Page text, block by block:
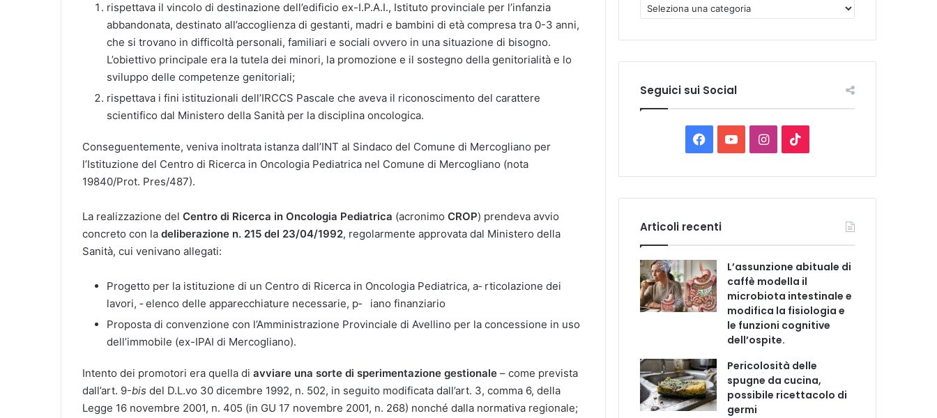
rispettava il vincolo di destinazione dell’edificio ex-I.P.A.I., Istituto provinciale per l’infanzia
abbandonata, destinato all’accoglienza di gestanti, madri e bambini di età compresa tra 0-3 anni,
che si trovano in difficoltà personali, familiari e sociali ovvero in una situazione di bisogno.
L’obiettivo principale era la tutela dei minori, la promozione e il sostegno della genitorialità e lo
sviluppo delle competenze genitoriali;
rispettava i fini istituzionali dell’IRCCS Pascale che aveva il riconoscimento del carattere
scientifico dal Ministero della Sanità per la disciplina oncologica.
Conseguentemente, veniva inoltrata istanza dall’INT al Sindaco del Comune di Mercogliano per
l’Istituzione del Centro di Ricerca in Oncologia Pediatrica nel Comune di Mercogliano (nota
19840/Prot. Pres/487).
La realizzazione del Centro di Ricerca in Oncologia Pediatrica (acronimo CROP) prendeva avvio
concreto con la deliberazione n. 215 del 23/04/1992, regolarmente approvata dal Ministero della
Sanità, cui venivano allegati:
Progetto per la istituzione di un Centro di Ricerca in Oncologia Pediatrica, a‐ rticolazione dei
lavori, ‐ elenco delle apparecchiature necessarie, p‐ iano finanziario
Proposta di convenzione con l’Amministrazione Provinciale di Avellino per la concessione in uso
dell’immobile (ex-IPAI di Mercogliano).
Intento dei promotori era quella di avviare una sorte di sperimentazione gestionale – come prevista
dall’art. 9-bis del D.L.vo 30 dicembre 1992, n. 502, in seguito modificata dall’art. 3, comma 6, della
Legge 16 novembre 2001, n. 405 (in GU 17 novembre 2001, n. 268) nonché dalla normativa regionale;
u
e
e
C
o
e
Seguici sui Social
c
e
b
o
o
u
u
b
e
I
s
a
g
r
a
m
k
o
k
Articoli recenti
L’assunzione abituale di
caffè modella il
microbiota intestinale e
modifica la fisiologia e
le funzioni cognitive
dell’ospite.
Pericolosità delle
spugne da cucina,
possibile ricettacolo di
germi